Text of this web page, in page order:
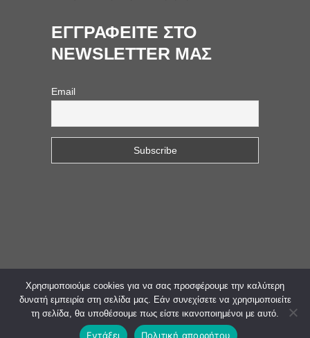
ΕΓΓΡΑΦΕΙΤΕ ΣΤΟ
NEWSLETTER ΜΑΣ
Email
© 2023. All Rights Reserved. Web Design &
DevelopmentmSensis
Χρησιμοποιούμε cookies για να σας προσφέρουμε την καλύτερη
δυνατή εμπειρία στη σελίδα μας. Εάν συνεχίσετε να χρησιμοποιείτε
τη σελίδα, θα υποθέσουμε πως είστε ικανοποιημένοι με αυτό.
Εντάξει Πολιτική απορρήτου